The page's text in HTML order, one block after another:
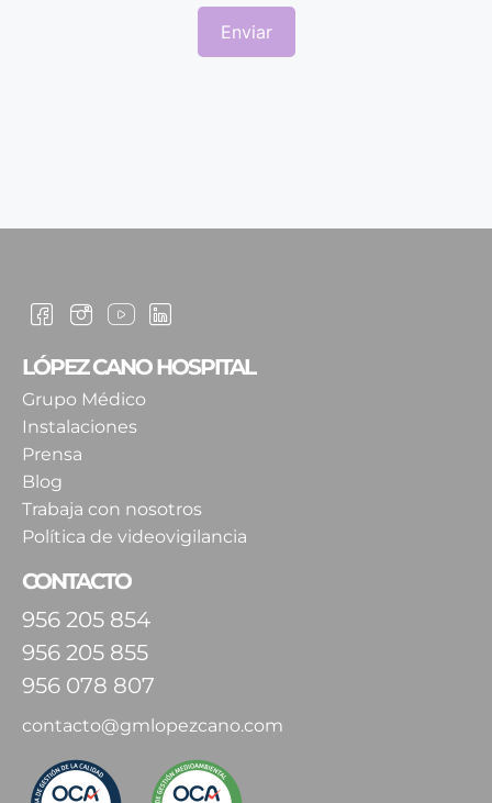
Por favor, deja este campo vacío.
LÓPEZ CANO HOSPITAL
Grupo Médico
Instalaciones
Prensa
Blog
Trabaja con nosotros
Política de videovigilancia
CONTACTO
956 205 854
956 205 855
956 078 807
contacto@gmlopezcano.com